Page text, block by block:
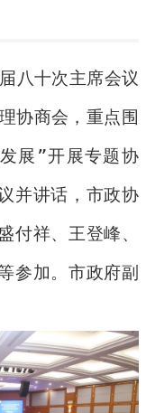
八十次主席会议
协商会，重点围
展”开展专题协
并讲话，市政协
付祥、王登峰、
参加。市政府副